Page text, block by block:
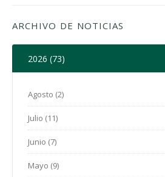
ARCHIVO DE NOTICIAS
2026 (73)
Agosto (2)
Julio (11)
Junio (7)
Mayo (9)